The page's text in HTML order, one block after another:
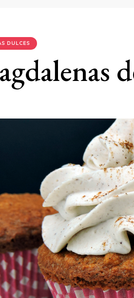
DULCES